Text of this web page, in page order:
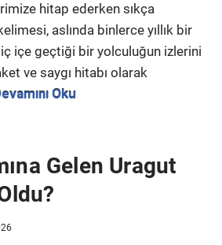
hitap ederken sıkça
aslında binlerce yıllık bir
içe geçtiği bir yolculuğun izlerini
ve saygı hitabı olarak
Oku
Gelen Uragut